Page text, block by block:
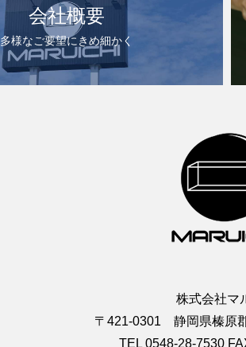
会社概要
多様なご要望にきめ細かく
株式会社マ
〒421-0301 静岡県榛原
TEL 0548-28-7530